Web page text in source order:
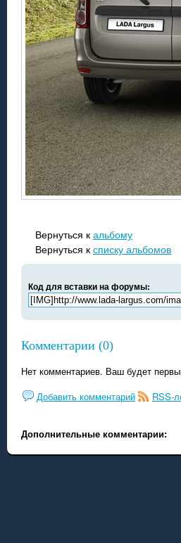
Вернуться к альбому
Вернуться к списку альбомов
Код для вставки на форумы:
Комментарии (0)
Нет комментариев. Ваш будет
Добавить комментарий
RSS-
Дополнительные комментарии: